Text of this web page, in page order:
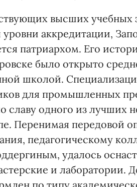
высших учебных
аккредитации,
патриархом. Его
было открыто
школой.
для промышленных
славу одного из лучших
Перенимая передовой
педагогическому
удалось
и лаборатории.